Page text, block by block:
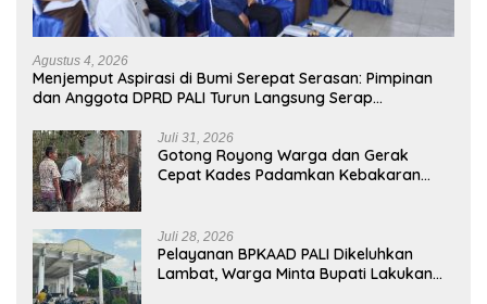
Agustus 4, 2026
Menjemput Aspirasi di Bumi Serepat Serasan: Pimpinan
dan Anggota DPRD PALI Turun Langsung Serap
Juli 31, 2026
Gotong Royong Warga dan Gerak
Cepat Kades Padamkan Kebakaran
Juli 28, 2026
Pelayanan BPKAAD PALI Dikeluhkan
Lambat, Warga Minta Bupati Lakukan